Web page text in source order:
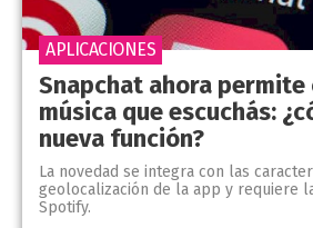
Snapchat ahora
música que escuchás:
nueva función?
La novedad se integra con las
geolocalización de la app y requiere
Spotify.
APLICACIONES